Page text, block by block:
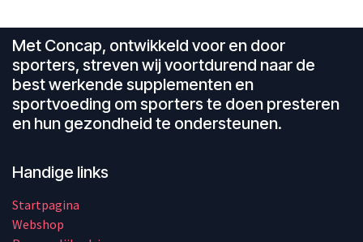
Met Concap, ontwikkeld voor en door
sporters, streven wij voortdurend naar de
best werkende supplementen en
sportvoeding om sporters te doen presteren
en hun gezondheid te ondersteunen.
Handige links
Startpagina
Webshop